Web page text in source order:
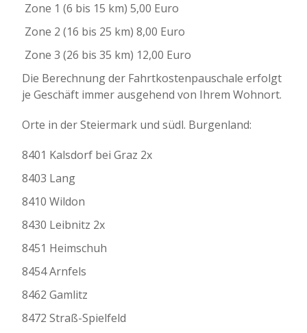
 Zone 1 (6 bis 15 km) 5,00 Euro
 Zone 2 (16 bis 25 km) 8,00 Euro
 Zone 3 (26 bis 35 km) 12,00 Euro
Die Berechnung der Fahrtkostenpauschale erfolgt
je Geschäft immer ausgehend von Ihrem Wohnort.
Orte in der Steiermark und südl. Burgenland:
8401 Kalsdorf bei Graz 2x
8403 Lang
8410 Wildon
8430 Leibnitz 2x
8451 Heimschuh
8454 Arnfels
8462 Gamlitz
8472 Straß-Spielfeld